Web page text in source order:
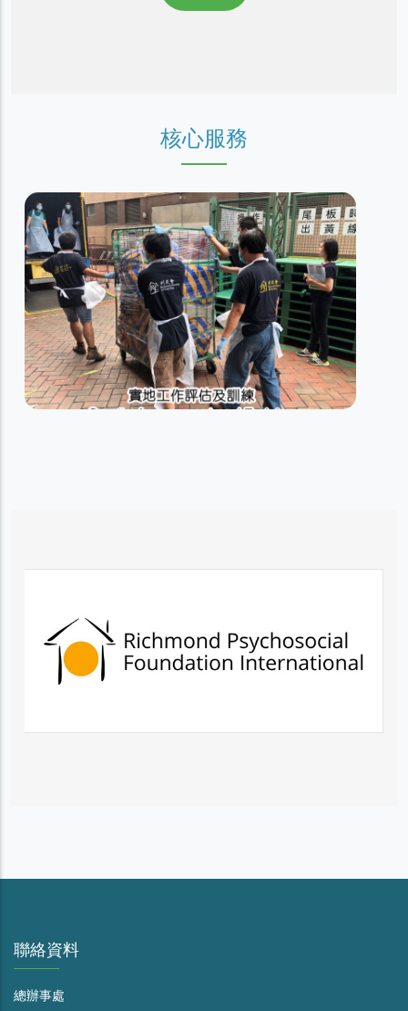
核心服務
職能評估及優化計劃
職業復康服務
聯絡資料
總辦事處